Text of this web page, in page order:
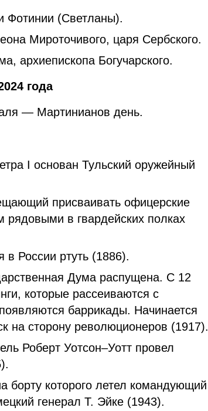
Фотинии (Светланы).
Мироточивого, царя Сербского.
архиепископа Богучарского.
года
— Мартинианов день.
I основан Тульский оружейный
присваивать офицерские
в гвардейских полках
в России ртуть (1886).
Дума распущена. С 12
которые рассеиваются с
баррикады. Начинается
на сторону революционеров (1917).
Роберт Уотсон–Уотт провел
борту которого летел командующий
генерал Т. Эйке (1943).